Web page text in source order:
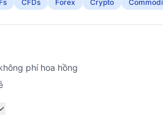
CFDs Forex Crypto
phí hoa hồng